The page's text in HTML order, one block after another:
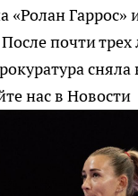
«Ролан Гаррос»
почти трех
сняла
нас в Новости